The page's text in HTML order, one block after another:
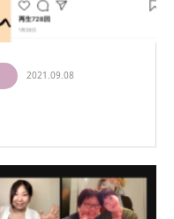
2021.09.08